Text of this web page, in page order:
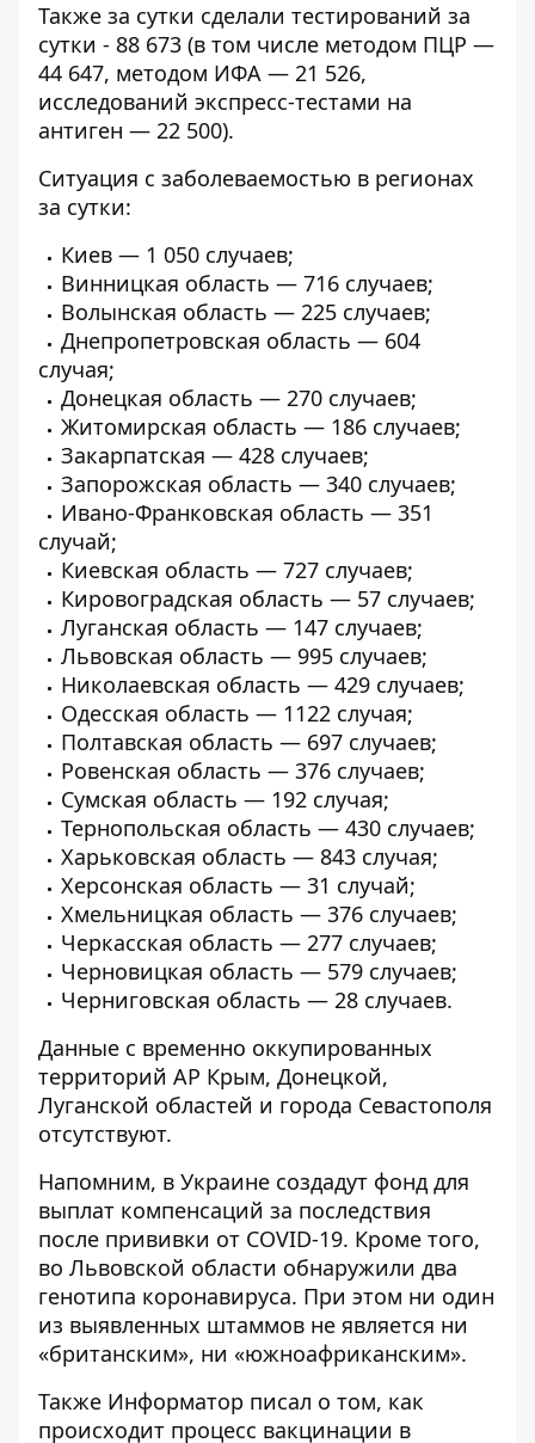
Также за сутки сделали тестирований за
сутки - 88 673 (в том числе методом ПЦР —
44 647, методом ИФА — 21 526,
исследований экспресс-тестами на
антиген — 22 500).
Ситуация с заболеваемостью в регионах
за сутки:
Киев — 1 050 случаев;
Винницкая область — 716 случаев;
Волынская область — 225 случаев;
Днепропетровская область — 604
случая;
Донецкая область — 270 случаев;
Житомирская область — 186 случаев;
Закарпатская — 428 случаев;
Запорожская область — 340 случаев;
Ивано-Франковская область — 351
случай;
Киевская область — 727 случаев;
Кировоградская область — 57 случаев;
Луганская область — 147 случаев;
Львовская область — 995 случаев;
Николаевская область — 429 случаев;
Одесская область — 1122 случая;
Полтавская область — 697 случаев;
Ровенская область — 376 случаев;
Сумская область — 192 случая;
Тернопольская область — 430 случаев;
Харьковская область — 843 случая;
Херсонская область — 31 случай;
Хмельницкая область — 376 случаев;
Черкасская область — 277 случаев;
Черновицкая область — 579 случаев;
Черниговская область — 28 случаев.
Данные с временно оккупированных
территорий АР Крым, Донецкой,
Луганской областей и города Севастополя
отсутствуют.
Напомним, в Украине создадут фонд для
выплат компенсаций за последствия
после прививки от COVID-19. Кроме того,
во Львовской области обнаружили два
генотипа коронавируса. При этом ни один
из выявленных штаммов не является ни
«британским», ни «южноафриканским».
Также Информатор писал о том, как
происходит процесс вакцинации в